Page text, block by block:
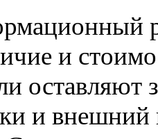
и
оставляют
и внешний